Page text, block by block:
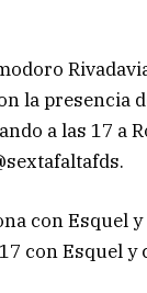
la presencia
a las 17 a
con Esquel
con Esquel